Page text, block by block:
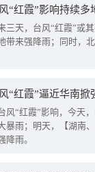
“红霞”影响持续
三天，台风“红霞”或
带来强降雨；同时，
“红霞”逼近华南
风“红霞”影响，今天
暴雨；明天，【湖南
降雨。